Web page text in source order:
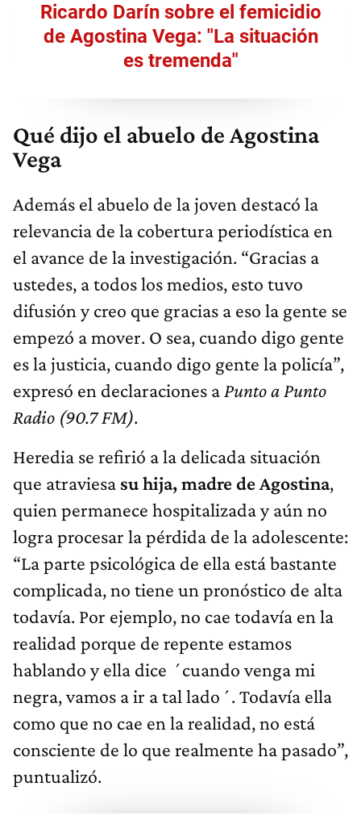
Ricardo Darín sobre el femicidio
de Agostina Vega: "La situación
es tremenda"
Qué dijo el abuelo de Agostina
Vega
Además el abuelo de la joven destacó la
relevancia de la cobertura periodística en
el avance de la investigación. “Gracias a
ustedes, a todos los medios, esto tuvo
difusión y creo que gracias a eso la gente se
empezó a mover. O sea, cuando digo gente
es la justicia, cuando digo gente la policía”,
expresó en declaraciones a Punto a Punto
Radio (90.7 FM).
Heredia se refirió a la delicada situación
que atraviesa su hija, madre de Agostina,
quien permanece hospitalizada y aún no
logra procesar la pérdida de la adolescente:
“La parte psicológica de ella está bastante
complicada, no tiene un pronóstico de alta
todavía. Por ejemplo, no cae todavía en la
realidad porque de repente estamos
hablando y ella dice ´cuando venga mi
negra, vamos a ir a tal lado´. Todavía ella
como que no cae en la realidad, no está
consciente de lo que realmente ha pasado”,
puntualizó.